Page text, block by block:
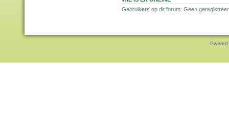
Gebruikers op dit forum: Geen